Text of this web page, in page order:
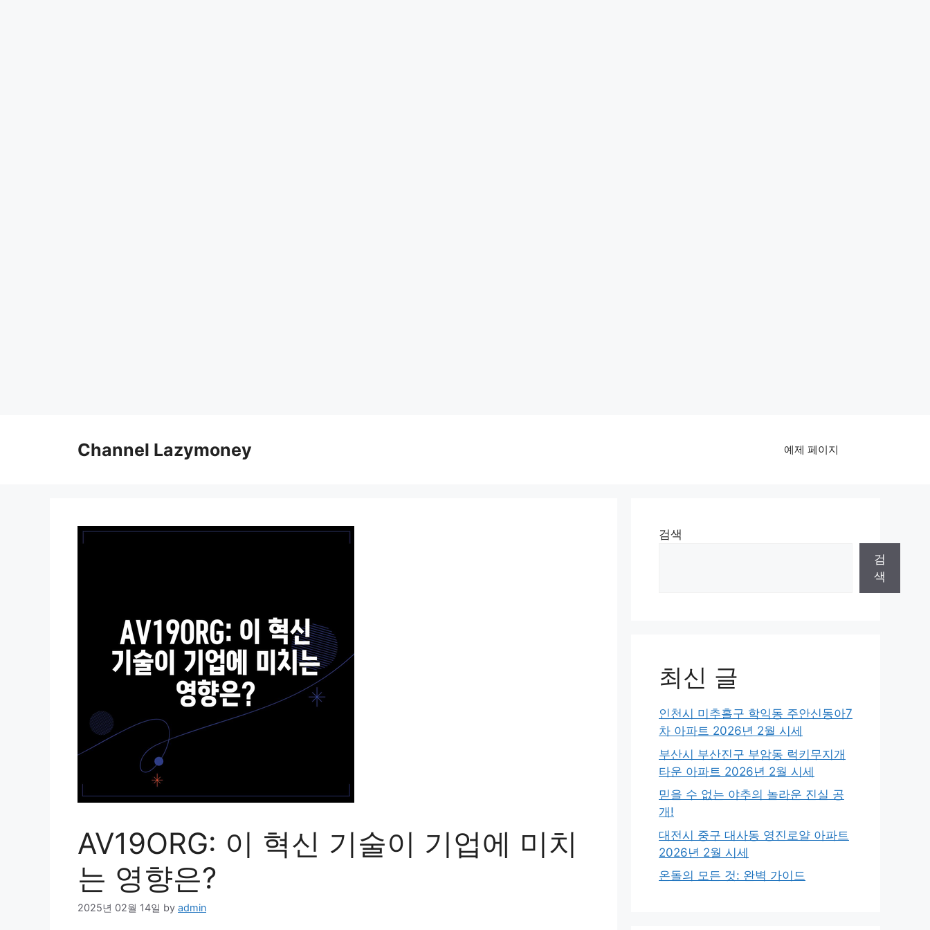
Channel Lazymoney 예제 페이지
AV19ORG: 이 혁신 기술이 기업에 미치
는 영향은?
2025년 02월 14일 by admin
검색
검
색
최신 글
인천시 미추홀구 학익동 주안신동아7
차 아파트 2026년 2월 시세
부산시 부산진구 부암동 럭키무지개
타운 아파트 2026년 2월 시세
믿을 수 없는 야추의 놀라운 진실 공
개!
대전시 중구 대사동 영진로얄 아파트
2026년 2월 시세
온돌의 모든 것: 완벽 가이드